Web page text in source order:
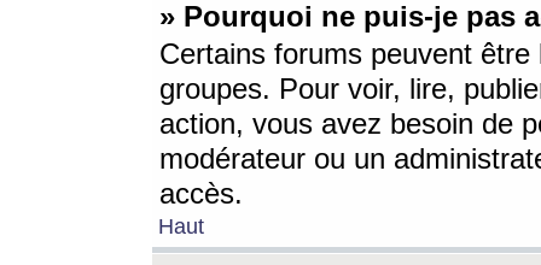
» Pourquoi ne puis-je pas
Certains forums peuvent être
groupes. Pour voir, lire,
action, vous avez besoin de
modérateur ou un
accès.
Haut